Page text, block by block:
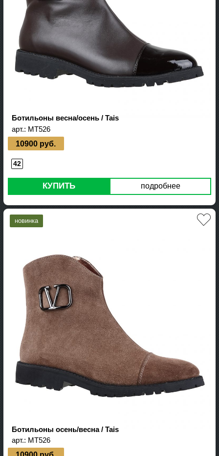
Ботильоны весна/осень / Tais
арт.: MT526
10900 руб.
42
подробнее
КУПИТЬ
Ботильоны осень/весна / Tais
арт.: MT526